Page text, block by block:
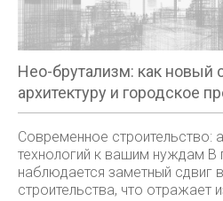
Нео-брутализм: как новый
архитектуру и городское
Современное строительство:
технологий к вашим нуждам В
наблюдается заметный сдвиг
строительства, что отражает